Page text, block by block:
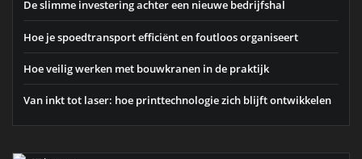
De slimme investering achter een nieuwe bedrijfshal
Hoe je spoedtransport efficiënt en foutloos organiseert
Hoe veilig werken met bouwkranen in de praktijk
Van inkt tot laser: hoe printtechnologie zich blijft ontwikkelen